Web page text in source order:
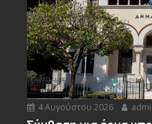
4 Αυγούστου 2026